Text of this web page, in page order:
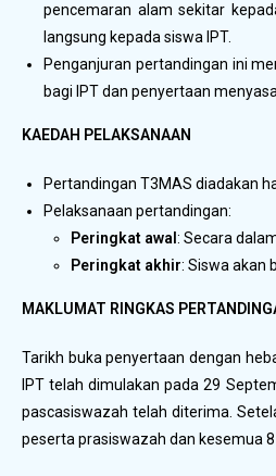
pencemaran alam sekitar
langsung kepada siswa IPT.
Penganjuran pertandingan ini
bagi IPT dan penyertaan
KAEDAH PELAKSANAAN
Pertandingan T3MAS diadakan
Pelaksanaan pertandingan:
Peringkat awal : Secara
Peringkat akhir: Siswa akan
MAKLUMAT RINGKAS
Tarikh buka penyertaan dengan
IPT telah dimulakan pada 29
pascasiswazah telah diterima.
peserta prasiswazah dan kesemua